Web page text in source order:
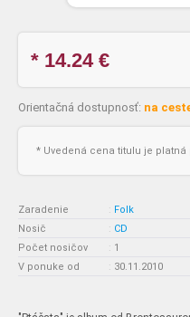
* 14.24€
Orientačná dostupnosť: na
* Uvedená cena titulu je platná
Zaradenie : Folk
Nosič
: CD
Počet nosičov
: 1
V ponuke od
: 30.11.2010